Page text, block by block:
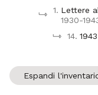
1. Lettere
1930-
14. 1943
Espandi